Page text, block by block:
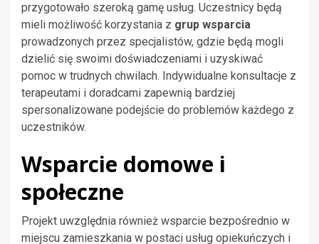
przygotowało szeroką gamę usług. Uczestnicy będą
mieli możliwość korzystania z grup wsparcia
prowadzonych przez specjalistów, gdzie będą mogli
dzielić się swoimi doświadczeniami i uzyskiwać
pomoc w trudnych chwilach. Indywidualne konsultacje z
terapeutami i doradcami zapewnią bardziej
spersonalizowane podejście do problemów każdego z
uczestników.
Wsparcie domowe i
społeczne
Projekt uwzględnia również wsparcie bezpośrednio w
miejscu zamieszkania w postaci usług opiekuńczych i